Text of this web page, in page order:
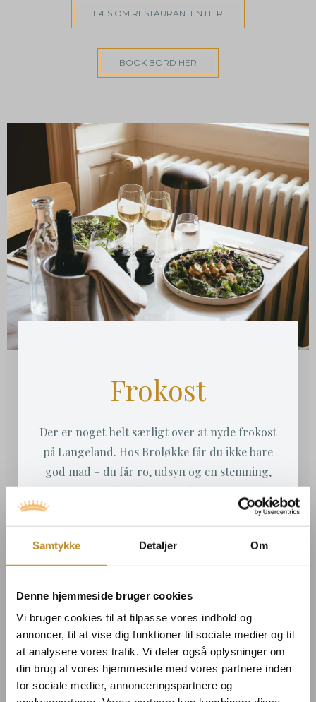
Samtykke Detaljer Om
Denne hjemmeside bruger cookies
Vi bruger cookies til at tilpasse vores indhold og
annoncer, til at vise dig funktioner til sociale medier og til
at analysere vores trafik. Vi deler også oplysninger om
din brug af vores hjemmeside med vores partnere inden
for sociale medier, annonceringspartnere og
LÆS OM RESTAURANTEN HER
BOOK BORD HER
Frokost
Der er noget helt særligt over at nyde frokost
på Langeland. Hos Broløkke får du ikke bare
god mad – du får ro, udsyn og en stemning,
der følger årstiden.
På menuen finder du klassiske
smørrebrødsfavoritter med et Broløkke-præg:
pankopaneret rødspættefilet med remoulade,
citronperler og dild, rødbedelaks, stjerneskud
og meget mere – alt sammen lavet med
omtanke og kærlighed til råvarerne.
Vi glæder os til at byde dig velkommen til en
frokost, du vil huske – med smag, ro og udsigt